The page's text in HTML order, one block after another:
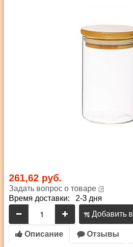
261,62 руб.
Задать вопрос о товаре
Время доставки: 2-3 дня
Добавить
Описание Отзывы